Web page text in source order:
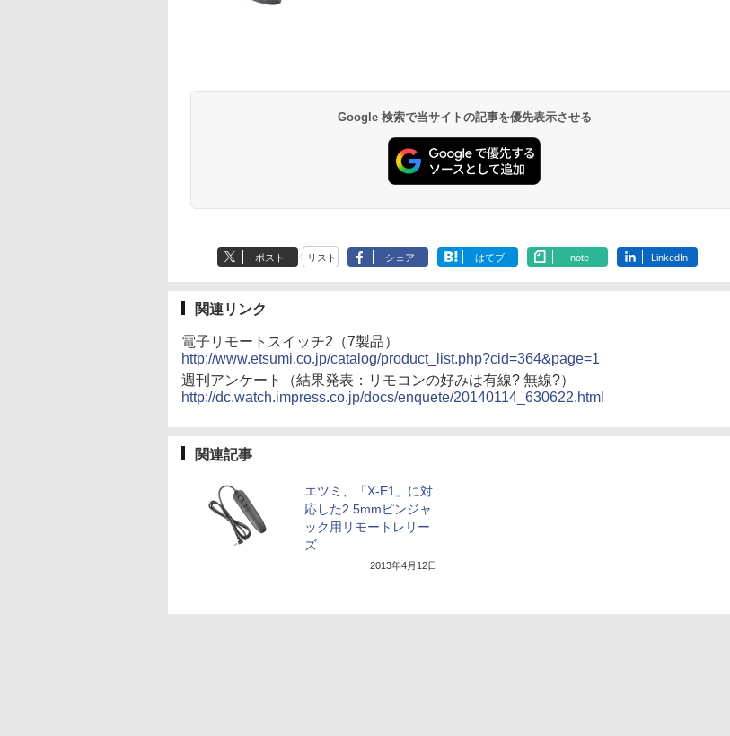
Google 検索で当サイトの記事を優先表示させる
ポスト リスト シェア はてブ note LinkedIn
関連リンク
電子リモートスイッチ2（7製品）
http://www.etsumi.co.jp/catalog/product_list.php?cid=364&page=1
週刊アンケート（結果発表：リモコンの好みは有線? 無線?）
http://dc.watch.impress.co.jp/docs/enquete/20140114_630622.html
関連記事
エツミ、「X-E1」に対
応した2.5mmピンジャ
ック用リモートレリー
ズ
2013年4月12日